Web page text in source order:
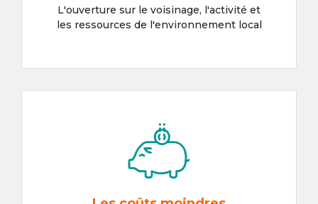
L'ouverture sur le voisinage, l'activité et
les ressources de l'environnement local